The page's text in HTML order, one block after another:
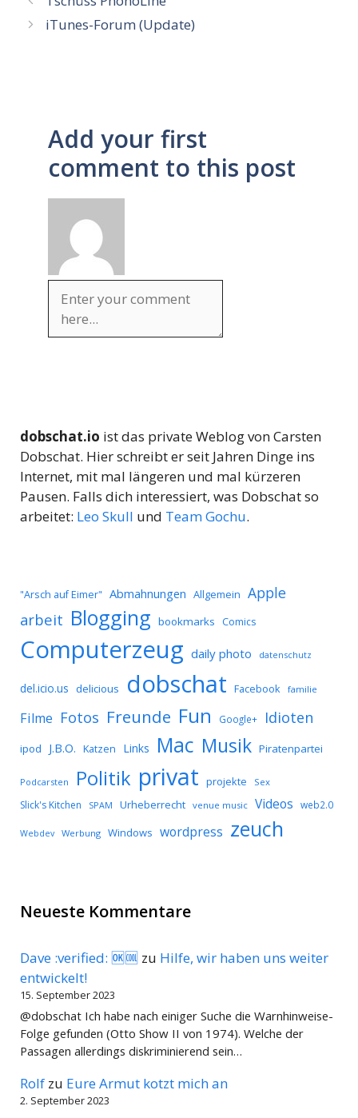
iTunes-Forum (Update)
Add your first
comment to this post
dobschat.io ist das private Weblog von Carsten
Dobschat. Hier schreibt er seit Jahren Dinge ins
Internet, mit mal längeren und mal kürzeren
Pausen. Falls dich interessiert, was Dobschat so
arbeitet: Leo Skull und Team Gochu.
"Arsch auf Eimer" Abmahnungen Allgemein Apple
arbeit Blogging bookmarks Comics
Computerzeug daily photo datenschutz
del.icio.us delicious dobschat Facebook familie
Filme Fotos Freunde Fun Google+ Idioten
ipod J.B.O. Katzen Links Mac Musik Piratenpartei
Podcarsten Politik privat projekte Sex
Slick's Kitchen SPAM Urheberrecht venue music Videos web2.0
Webdev Werbung Windows wordpress zeuch
Neueste Kommentare
Dave :verified: 🆗🆒 zu Hilfe, wir haben uns weiter
entwickelt!
15. September 2023
@dobschat Ich habe nach einiger Suche die Warnhinweise-
Folge gefunden (Otto Show II von 1974). Welche der
Passagen allerdings diskriminierend sein…
Rolf zu Eure Armut kotzt mich an
2. September 2023